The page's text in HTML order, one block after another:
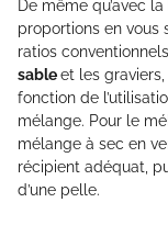
De même qu’avec la
proportions en vous
ratios
sableet les
fonction de
mélange. Pour le
mélange à sec en
récipient adéquat,
d’une pelle.